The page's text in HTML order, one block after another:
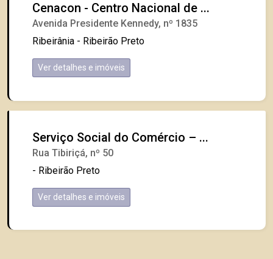
Cenacon - Centro Nacional de ...
Avenida Presidente Kennedy, nº 1835
Ribeirânia - Ribeirão Preto
Ver detalhes e imóveis
Serviço Social do Comércio – ...
Rua Tibiriçá, nº 50
- Ribeirão Preto
Ver detalhes e imóveis